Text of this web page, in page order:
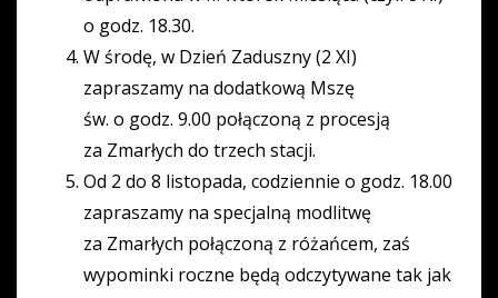
o godz. 18.30.
W środę, w Dzień Zaduszny (2 XI)
zapraszamy na dodatkową Mszę
św. o godz. 9.00 połączoną z procesją
za Zmarłych do trzech stacji.
Od 2 do 8 listopada, codziennie o godz. 18.00
zapraszamy na specjalną modlitwę
za Zmarłych połączoną z różańcem, zaś
wypominki roczne będą odczytywane tak jak